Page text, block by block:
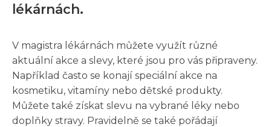
lékárnách.
V magistra lékárnách můžete využít různé
aktuální akce a slevy, které jsou pro vás připraveny.
Například často se konají speciální akce na
kosmetiku, vitamíny nebo dětské produkty.
Můžete také získat slevu na vybrané léky nebo
doplňky stravy. Pravidelně se také pořádají